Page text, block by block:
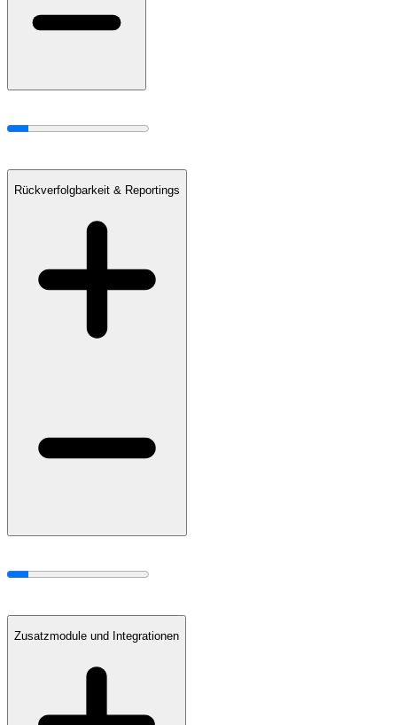
Rückverfolgbarkeit & Reportings
Zusatzmodule und Integrationen